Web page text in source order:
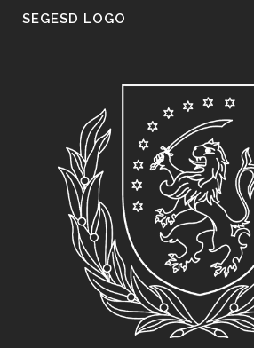
SEGESD LOGO